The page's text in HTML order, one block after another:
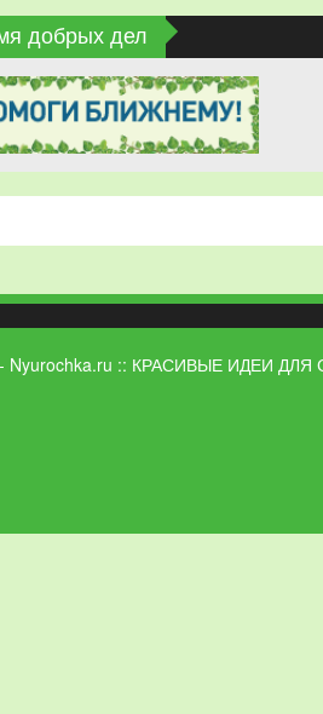
добрых дел
Nyurochka.ru :: КРАСИВЫЕ ИДЕИ ДЛЯ